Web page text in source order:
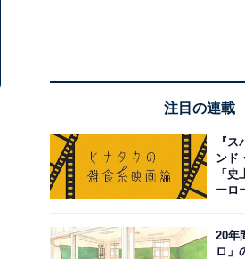
注目の連載
『
ンド
「
ーロ
20年
ロ」